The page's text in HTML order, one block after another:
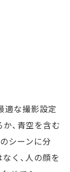
適な撮影設定
か、青空を含む
シーンに分
く、人の顔を